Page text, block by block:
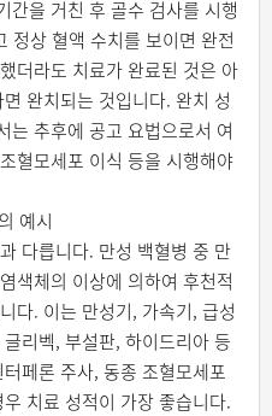
간을 거친 후 골수 검사를 시행
정상 혈액 수치를 보이면 완전
더라도 치료가 완료된 것은 아
완치되는 것입니다. 완치 성
는 추후에 공고 요법으로서 여
혈모세포 이식 등을 시행해야
다릅니다. 만성 백혈병 중 만
색체의 이상에 의하여 후천적
다. 이는 만성기, 가속기, 급성
리벡, 부설판, 하이드리아 등
페론 주사, 동종 조혈모세포
치료 성적이 가장 좋습니다.